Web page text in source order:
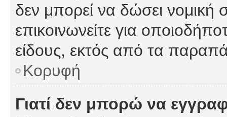
δεν μπορεί να δώσει νομική
επικοινωνείτε για
είδους, εκτός από τα
Κορυφή
Γιατί δεν μπορώ να